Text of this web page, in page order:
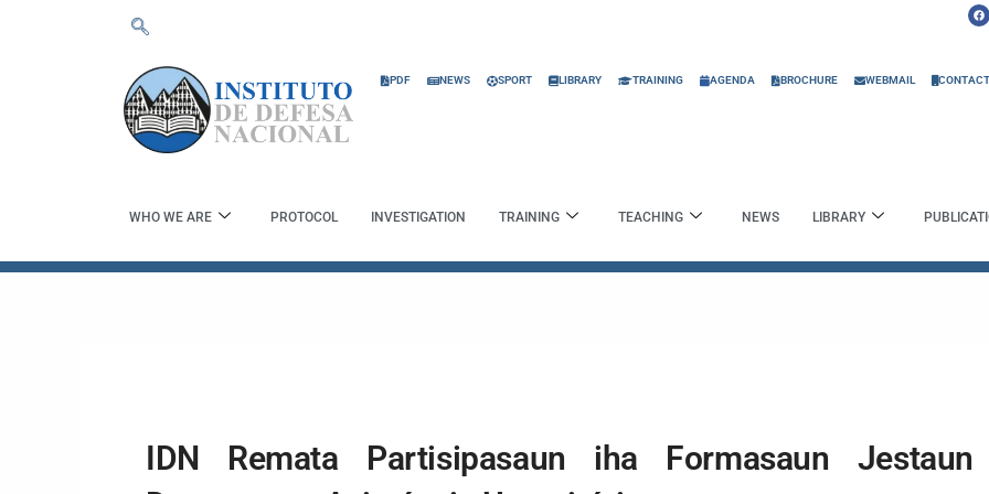
F
a
c
k
PDF NEWS SPORT LIBRARY TRAINING AGENDA BROCHURE WEBMAIL
WHO WE ARE PROTOCOL INVESTIGATION TRAINING TEACHING NEWS LIBRARY
IDN Remata Partisipasaun iha Formasaun Jestaun